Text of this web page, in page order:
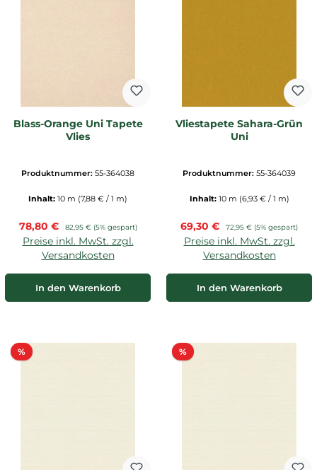
Blass-Orange Uni Tapete
Vlies
Produktnummer: 55-364038
Inhalt: 10 m (7,88 € / 1 m)
Verkaufspreis:
78,80 € Regulärer Preis:
82,95 € (5% gespart)
Preise inkl. MwSt. zzgl.
Versandkosten
In den Warenkorb
Vliestapete Sahara-Grün
Uni
Produktnummer: 55-364039
Inhalt: 10 m (6,93 € / 1 m)
Verkaufspreis:
69,30 € Regulärer Preis:
72,95 € (5% gespart)
Preise inkl. MwSt. zzgl.
Versandkosten
In den Warenkorb
%Rabatt %Rabatt